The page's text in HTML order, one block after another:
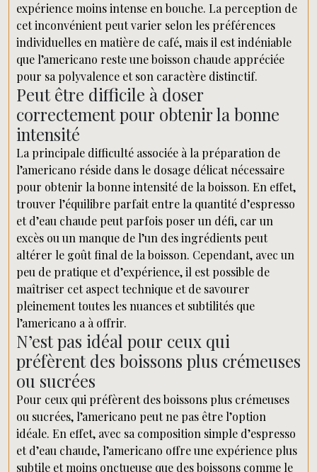
expérience moins intense en bouche. La perception de
cet inconvénient peut varier selon les préférences
individuelles en matière de café, mais il est indéniable
que l’americano reste une boisson chaude appréciée
pour sa polyvalence et son caractère distinctif.
Peut être difficile à doser
correctement pour obtenir la bonne
intensité
La principale difficulté associée à la préparation de
l’americano réside dans le dosage délicat nécessaire
pour obtenir la bonne intensité de la boisson. En effet,
trouver l’équilibre parfait entre la quantité d’espresso
et d’eau chaude peut parfois poser un défi, car un
excès ou un manque de l’un des ingrédients peut
altérer le goût final de la boisson. Cependant, avec un
peu de pratique et d’expérience, il est possible de
maîtriser cet aspect technique et de savourer
pleinement toutes les nuances et subtilités que
l’americano a à offrir.
N’est pas idéal pour ceux qui
préfèrent des boissons plus crémeuses
ou sucrées
Pour ceux qui préfèrent des boissons plus crémeuses
ou sucrées, l’americano peut ne pas être l’option
idéale. En effet, avec sa composition simple d’espresso
et d’eau chaude, l’americano offre une expérience plus
subtile et moins onctueuse que des boissons comme le